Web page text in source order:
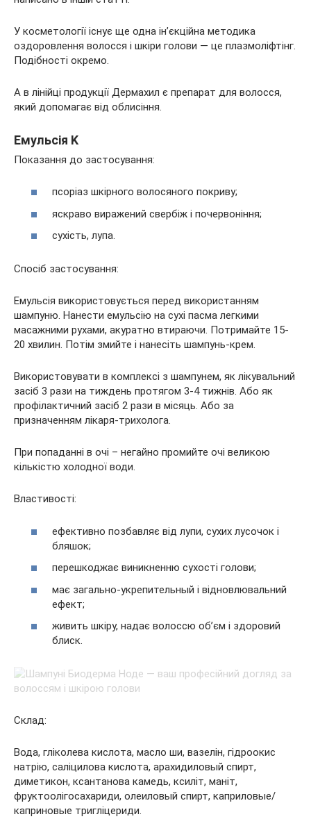
У косметології існує ще одна ін’єкційна методика
оздоровлення волосся і шкіри голови — це плазмоліфтінг.
Подібності окремо.
А в лінійці продукції Дермахил є препарат для волосся,
який допомагає від облисіння.
Емульсія K
Показання до застосування:
псоріаз шкірного волосяного покриву;
яскраво виражений свербіж і почервоніння;
сухість, лупа.
Спосіб застосування:
Емульсія використовується перед використанням
шампуню. Нанести емульсію на сухі пасма легкими
масажними рухами, акуратно втираючи. Потримайте 15-
20 хвилин. Потім змийте і нанесіть шампунь-крем.
Використовувати в комплексі з шампунем, як лікувальний
засіб 3 рази на тиждень протягом 3-4 тижнів. Або як
профілактичний засіб 2 рази в місяць. Або за
призначенням лікаря-трихолога.
При попаданні в очі – негайно промийте очі великою
кількістю холодної води.
Властивості:
ефективно позбавляє від лупи, сухих лусочок і
бляшок;
перешкоджає виникненню сухості голови;
має загально-укрепительный і відновлювальний
ефект;
живить шкіру, надає волоссю об’єм і здоровий
блиск.
Склад:
Вода, гліколева кислота, масло ши, вазелін, гідроокис
натрію, саліцилова кислота, арахидиловый спирт,
диметикон, ксантанова камедь, ксиліт, маніт,
фруктоолігосахариди, олеиловый спирт, каприловые/
каприновые тригліцериди.